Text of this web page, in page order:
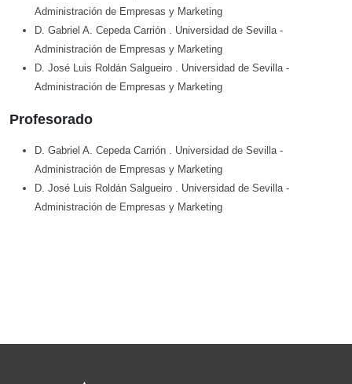
Administración de Empresas y Marketing
D. Gabriel A. Cepeda Carrión . Universidad de Sevilla -
Administración de Empresas y Marketing
D. José Luis Roldán Salgueiro . Universidad de Sevilla -
Administración de Empresas y Marketing
Profesorado
D. Gabriel A. Cepeda Carrión . Universidad de Sevilla -
Administración de Empresas y Marketing
D. José Luis Roldán Salgueiro . Universidad de Sevilla -
Administración de Empresas y Marketing